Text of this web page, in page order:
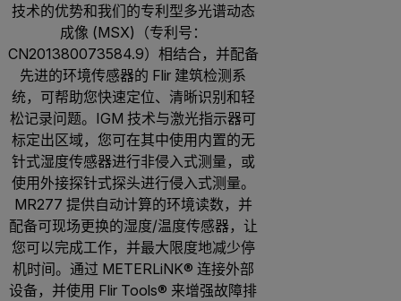
技术的优势和我们的专利型多光谱动态
成像 (MSX)（专利号：
CN201380073584.9）相结合，并配备
先进的环境传感器的 Flir 建筑检测系
统，可帮助您快速定位、清晰识别和轻
松记录问题。IGM 技术与激光指示器可
标定出区域，您可在其中使用内置的无
针式湿度传感器进行非侵入式测量，或
使用外接探针式探头进行侵入式测量。
MR277 提供自动计算的环境读数，并
配备可现场更换的湿度/温度传感器，让
您可以完成工作，并最大限度地减少停
机时间。通过 METERLiNK® 连接外部
设备，并使用 Flir Tools® 来增强故障排